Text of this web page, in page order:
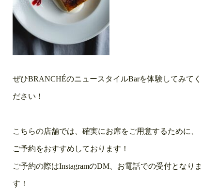
ぜひBRANCHÉのニュースタイルBarを体験してみてく
ださい！
こちらの店舗では、確実にお席をご用意するために、
ご予約をおすすめしております！
ご予約の際はInstagramのDM、お電話での受付となりま
す！